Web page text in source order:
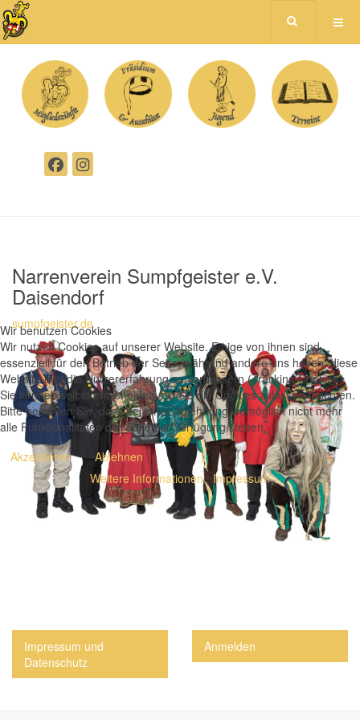
Narrenverein Sumpfgeister e.V.
Daisendorf
sumpfgeister.de
Impressum und
Datenschutz
Anmelden
Wir benutzen Cookies
Wir nutzen Cookies auf unserer Website. Einige von ihnen sind
essenziell für den Betrieb der Seite, während andere uns helfen, diese
Website und die Nutzererfahrung zu verbessern (Tracking Cookies).
Sie können selbst entscheiden, ob Sie die Cookies zulassen möchten.
Bitte beachten Sie, dass bei einer Ablehnung womöglich nicht mehr
alle Funktionalitäten der Seite zur Verfügung stehen.
Akzeptieren
Ablehnen
Weitere Informationen| Impressum